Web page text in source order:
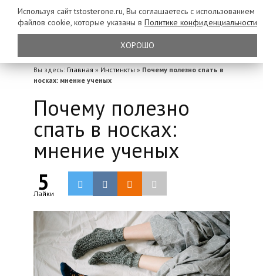
Вы здесь: Главная » Инстинкты » Почему полезно спать в
носках: мнение ученых
Почему полезно
спать в носках:
мнение ученых
5
Лайки
Используя сайт tstosterone.ru, Вы соглашаетесь с использованием
файлов cookie, которые указаны в Политике конфиденциальности
ХОРОШО